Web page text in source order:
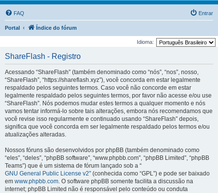
FAQ Entrar
Portal Índice do fórum
Idioma:
ShareFlash - Registro
Acessando “ShareFlash” (também denominado como “nós”, “nos”, nosso,
“ShareFlash”, “https://shareflash.xyz”), você concorda em estar legalmente
respaldado pelos seguintes termos. Caso você não concorde em estar
legalmente respaldado pelos seguintes termos, por favor não acesse e/ou use
“ShareFlash”. Nós podemos mudar estes termos a qualquer momento e nós
vamos tentar informá-lo sobre tais alterações, embora nós recomendamos que
você revise isso regularmente e continuado usando “ShareFlash” depois,
significa que você concorda em ser legalmente respaldado pelos termos e/ou
atualizações alteradas.
Nossos fóruns são desenvolvidos por phpBB (também denominado como
“eles”, “deles”, “phpBB software”, “www.phpbb.com”, “phpBB Limited”, “phpBB
Teams”) que é um sistema de fórum lançado sob a “
GNU General Public License v2” (conhecida como “GPL”) e pode ser baixado
em www.phpbb.com. O software phpBB somente facilita a discussão na
internet; phpBB Limited não é responsável pelo conteúdo ou conduta